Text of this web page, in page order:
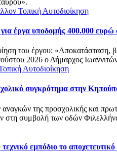
Τοπική Αυτοδιοίκηση
έργα υποδομής 400.000
του έργου:
2026 ο Δήμαρχος
Αυτοδιοίκηση
συγκρότημα στην
της προσχολικής και
στη συμβολή των οδών
εμπόδιο το